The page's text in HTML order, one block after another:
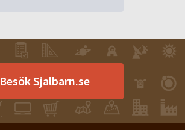
Besök Sjalbarn.se